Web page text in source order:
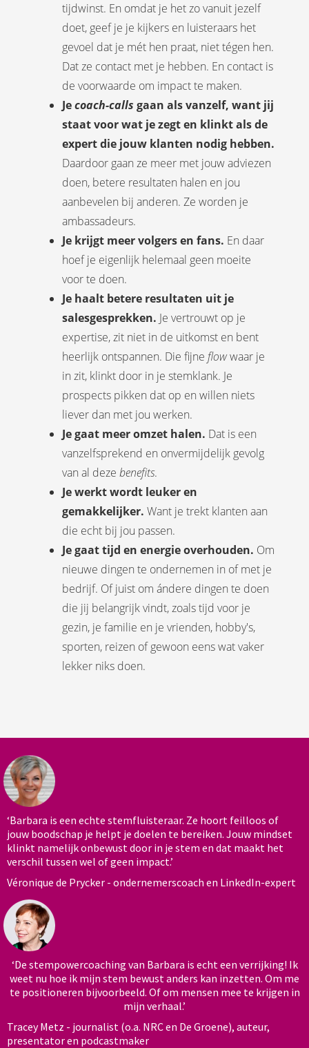
tijdwinst. En omdat je het zo vanuit jezelf
doet, geef je je kijkers en luisteraars het
gevoel dat je mét hen praat, niet tégen hen.
Dat ze contact met je hebben. En contact is
de voorwaarde om impact te maken.
Jecoach-calls gaan als vanzelf, want jij
staat voor wat je zegt en klinkt als de
expert die jouw klanten nodig hebben.
Daardoor gaan ze meer met jouw adviezen
doen, betere resultaten halen en jou
aanbevelen bij anderen. Ze worden je
ambassadeurs.
Je krijgt meer volgers en fans. En daar
hoef je eigenlijk helemaal geen moeite
voor te doen.
Je haalt betere resultaten uit je
salesgesprekken. Je vertrouwt op je
expertise, zit niet in de uitkomst en bent
heerlijk ontspannen. Die fijne flowwaar je
in zit, klinkt door in je stemklank. Je
prospects pikken dat op en willen niets
liever dan met jou werken.
Je gaat meer omzet halen. Dat is een
vanzelfsprekend en onvermijdelijk gevolg
van al deze benefits.
Je werkt wordt leuker en
gemakkelijker. Want je trekt klanten aan
die echt bij jou passen.
Je gaattijd en energie overhouden. Om
nieuwe dingen te ondernemen in of met je
bedrijf. Of juist om ándere dingen te doen
die jij belangrijk vindt, zoals tijd voor je
gezin, je familie en je vrienden, hobby's,
sporten, reizen of gewoon eens wat vaker
lekker niks doen.
‘Barbara is een echte stemfluisteraar. Ze hoort feilloos of
jouw boodschap je helpt je doelen te bereiken. Jouw mindset
klinkt namelijk onbewust door in je stem en dat maakt het
verschil tussen wel of geen impact.’
Véronique de Prycker - ondernemerscoach en LinkedIn-expert
‘De stempowercoaching van Barbara is echt een verrijking! Ik
weet nu hoe ik mijn stem bewust anders kan inzetten. Om me
te positioneren bijvoorbeeld. Of om mensen mee te krijgen in
mijn verhaal.’
Tracey Metz - journalist (o.a. NRC en De Groene), auteur,
presentator en podcastmaker